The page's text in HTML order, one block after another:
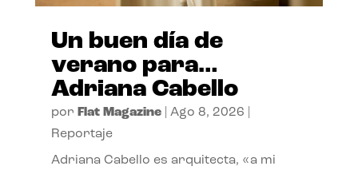
Un buen día de
verano para…
Adriana Cabello
por Flat Magazine| Ago 8, 2026
Reportaje
Adriana Cabello es arquitecta, «a mi